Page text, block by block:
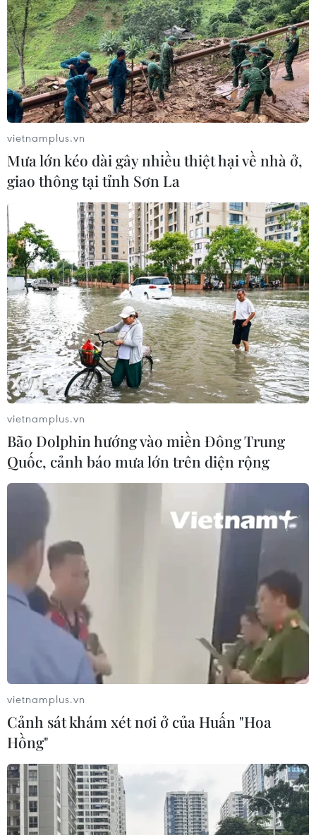
Bốn doanh nghiệp điện ảnh kiến nghị
được hoạt động sau 0 giờ
22/08/2022 10:07
Kiến nghị được gửi đi trong bối cảnh nghị định
38/2021/NĐ-CP đang được chỉnh sửa và bổ sung, trong
đó quy định xử phạt hành chính từ 5 đến 10 triệu đồng
với hoạt động chiếu phim sau 0 giờ.
vietnamplus.vn
Mưa lớn kéo dài gây nhiều thiệt hại về nhà ở,
giao thông tại tỉnh Sơn La
vietnamplus.vn
Bão Dolphin hướng vào miền Đông Trung
Quốc, cảnh báo mưa lớn trên diện rộng
vietnamplus.vn
Cảnh sát khám xét nơi ở của Huấn "Hoa
Hồng"